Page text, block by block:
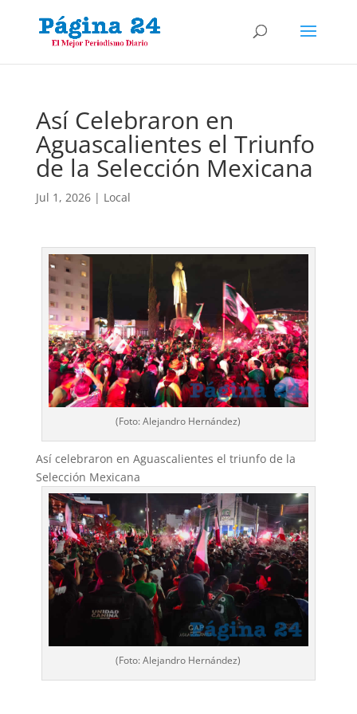
Así Celebraron en
Aguascalientes el Triunfo
de la Selección Mexicana
Jul 1, 2026| Local
(Foto: Alejandro Hernández)
Así celebraron en Aguascalientes el triunfo de la
Selección Mexicana
(Foto: Alejandro Hernández)